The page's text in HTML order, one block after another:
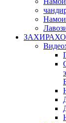
ЗАХИРАХО